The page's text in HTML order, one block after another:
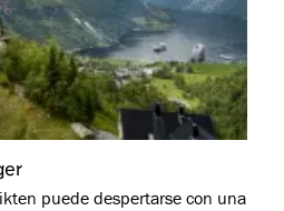
puede despertarse con una